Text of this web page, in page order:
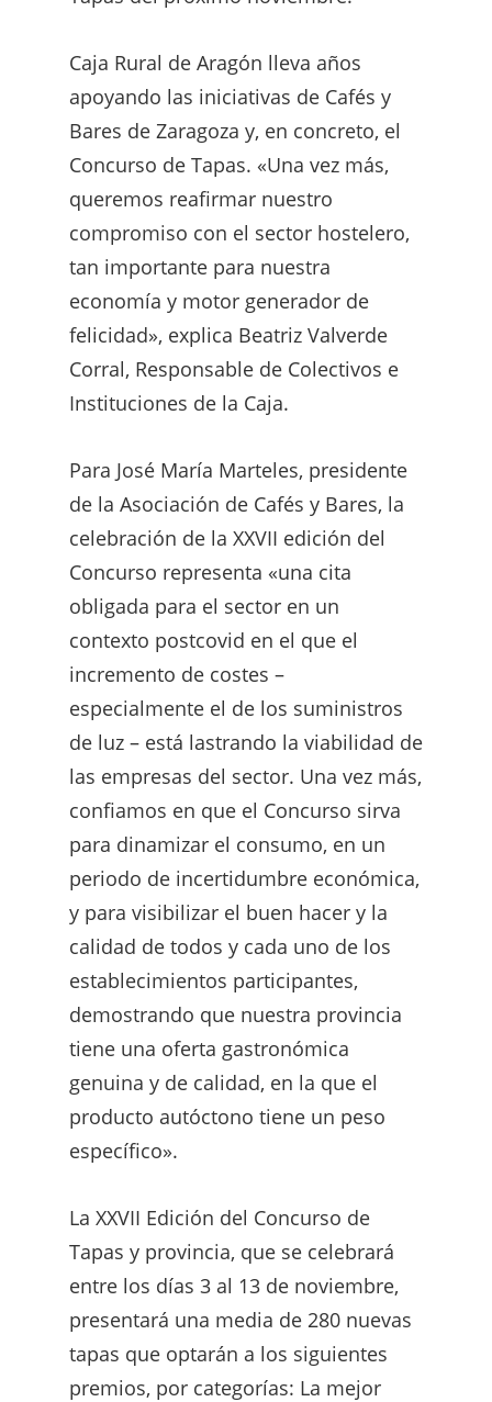
Caja Rural de Aragón lleva años
apoyando las iniciativas de Cafés y
Bares de Zaragoza y, en concreto, el
Concurso de Tapas. «Una vez más,
queremos reafirmar nuestro
compromiso con el sector hostelero,
tan importante para nuestra
economía y motor generador de
felicidad», explica Beatriz Valverde
Corral, Responsable de Colectivos e
Instituciones de la Caja.
Para José María Marteles, presidente
de la Asociación de Cafés y Bares, la
celebración de la XXVII edición del
Concurso representa «una cita
obligada para el sector en un
contexto postcovid en el que el
incremento de costes –
especialmente el de los suministros
de luz – está lastrando la viabilidad de
las empresas del sector. Una vez más,
confiamos en que el Concurso sirva
para dinamizar el consumo, en un
periodo de incertidumbre económica,
y para visibilizar el buen hacer y la
calidad de todos y cada uno de los
establecimientos participantes,
demostrando que nuestra provincia
tiene una oferta gastronómica
genuina y de calidad, en la que el
producto autóctono tiene un peso
específico».
La XXVII Edición del Concurso de
Tapas y provincia, que se celebrará
entre los días 3 al 13 de noviembre,
presentará una media de 280 nuevas
tapas que optarán a los siguientes
premios, por categorías: La mejor